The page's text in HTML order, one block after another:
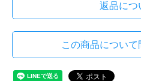
返品につ
この商品について